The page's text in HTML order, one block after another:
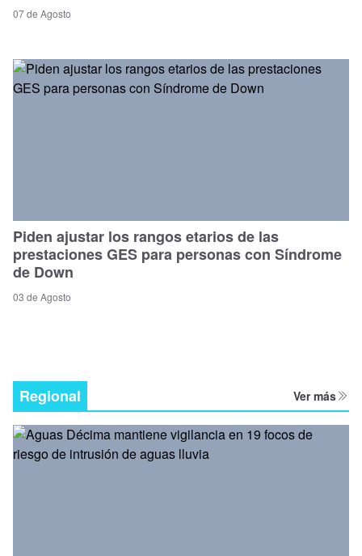
07 de Agosto
Piden ajustar los rangos etarios de las
prestaciones GES para personas con Síndrome
de Down
03 de Agosto
Regional Ver más